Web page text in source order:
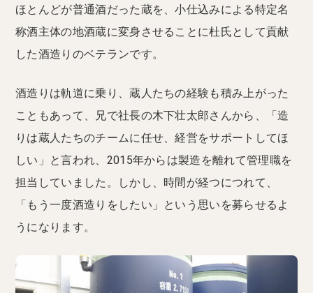
ほとんどが普通酒だった蔵を、小仕込みによる特定名
称酒主体の地酒蔵に変身させることに杜氏として貢献
した酒造りのベテランです。
酒造りは軌道に乗り、蔵人たちの経験も積み上がった
こともあって、兄で社長の木下壮太郎さんから、「造
りは蔵人たちのチームに任せ、経営をサポートしてほ
しい」と言われ、2015年からは製造を離れて管理職を
担当していました。しかし、時間が経つにつれて、
「もう一度酒造りをしたい」という思いを募らせるよ
うになります。